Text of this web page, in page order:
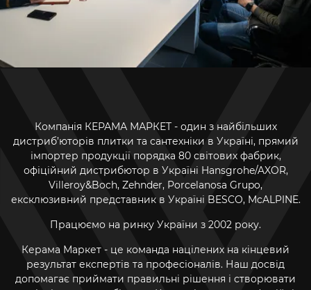
Компанія КЕРАМА МАРКЕТ - один з найбільших
дистриб’юторів плитки та сантехніки в Україні, прямий
імпортер продукції порядка 80 світових фабрик,
офіційний дистрибютор в Україні Hansgrohe/AXOR,
Villeroy&Boch, Zehnder, Porcelanosa Grupo,
ексклюзивний представник в Україні BESCO, McALPINE.
Працюємо на ринку України з 2002 року.
Керама Маркет - це команда націлених на кінцевий
результат експертів та професіоналів. Наш досвід
допомагає приймати правильні рішення і створювати